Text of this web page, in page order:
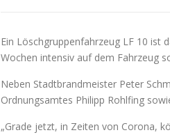
Ein Löschgruppenfahrzeug LF 10 ist
Wochen intensiv auf dem Fahrzeug
Neben Stadtbrandmeister Peter
Ordnungsamtes Philipp Rohlfing
„Grade jetzt, in Zeiten von Corona,